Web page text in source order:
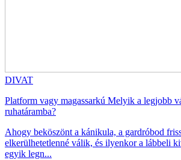
DIVAT
Platform vagy magassarkú Melyik a legjobb
ruhatáramba?
Ahogy beköszönt a kánikula, a gardróbod
elkerülhetetlenné válik, és ilyenkor a lábbeli
egyik legn...